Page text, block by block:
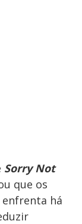
Sorry Not
que os
enfrenta há